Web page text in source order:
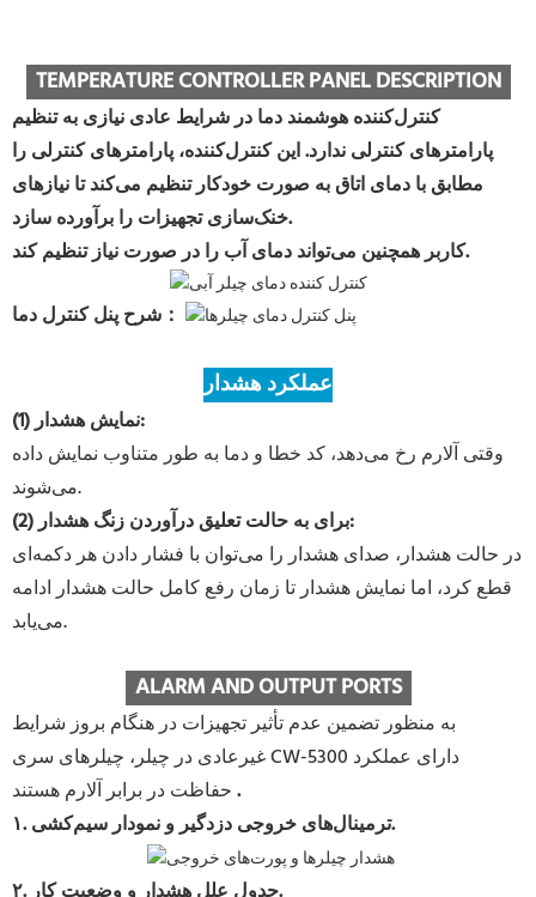
TEMPERATURE CONTROLLER PANEL DESCRIPTION
کنترل‌کننده هوشمند دما در شرایط عادی نیازی به تنظیم
پارامترهای کنترلی ندارد. این کنترل‌کننده، پارامترهای کنترلی را
مطابق با دمای اتاق به صورت خودکار تنظیم می‌کند تا نیازهای
خنک‌سازی تجهیزات را برآورده سازد.
کاربر همچنین می‌تواند دمای آب را در صورت نیاز تنظیم کند.
شرح پنل کنترل دما：
عملکرد هشدار
(1) نمایش هشدار:
وقتی آلارم رخ می‌دهد، کد خطا و دما به طور متناوب نمایش داده
می‌شوند.
(2) برای به حالت تعلیق درآوردن زنگ هشدار:
در حالت هشدار، صدای هشدار را می‌توان با فشار دادن هر دکمه‌ای
قطع کرد، اما نمایش هشدار تا زمان رفع کامل حالت هشدار ادامه
می‌یابد.
ALARM AND OUTPUT PORTS
به منظور تضمین عدم تأثیر تجهیزات در هنگام بروز شرایط
غیرعادی در چیلر، چیلرهای سری CW-5300 دارای عملکرد
.
۱. ترمینال‌های خروجی دزدگیر و نمودار سیم‌کشی.